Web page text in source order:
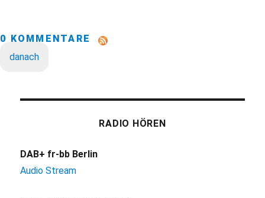
0 KOMMENTARE
danach
RADIO HÖREN
DAB+ fr-bb Berlin
Audio Stream